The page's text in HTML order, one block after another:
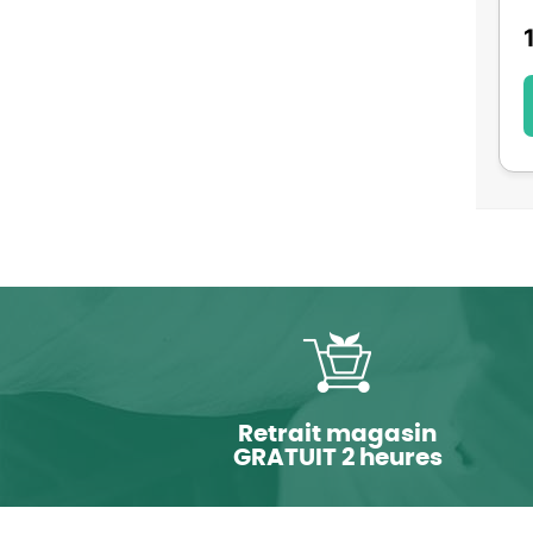
Retrait magasin
GRATUIT 2 heures